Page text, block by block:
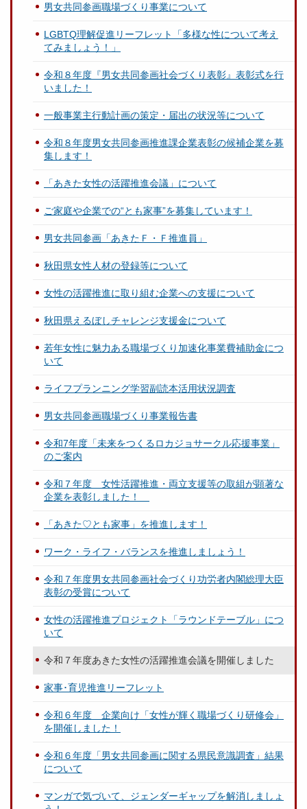
男女共同参画職場づくり事業について
LGBTQ理解促進リーフレット「多様な性について考え
てみましょう！」
令和８年度『男女共同参画社会づくり表彰』表彰式を行
いました！
一般事業主行動計画の策定・届出の状況等について
令和８年度男女共同参画推進課企業表彰の候補企業を募
集します！
「あきた女性の活躍推進会議」について
ご家庭や企業での“とも家事”を募集しています！
男女共同参画「あきたＦ・Ｆ推進員」
秋田県女性人材の登録等について
女性の活躍推進に取り組む企業への支援について
秋田県えるぼしチャレンジ支援金について
若年女性に魅力ある職場づくり加速化事業費補助金につ
いて
ライフプランニング学習副読本活用状況調査
男女共同参画職場づくり事業報告書
令和7年度「未来をつくるロカジョサークル応援事業」
のご案内
令和７年度 女性活躍推進・両立支援等の取組が顕著な
企業を表彰しました！
「あきた♡とも家事」を推進します！
ワーク・ライフ・バランスを推進しましょう！
令和７年度男女共同参画社会づくり功労者内閣総理大臣
表彰の受賞について
女性の活躍推進プロジェクト「ラウンドテーブル」につ
いて
令和７年度あきた女性の活躍推進会議を開催しました
家事･育児推進リーフレット
令和６年度 企業向け「女性が輝く職場づくり研修会」
を開催しました！
令和６年度「男女共同参画に関する県民意識調査」結果
について
マンガで気づいて、ジェンダーギャップを解消しましょ